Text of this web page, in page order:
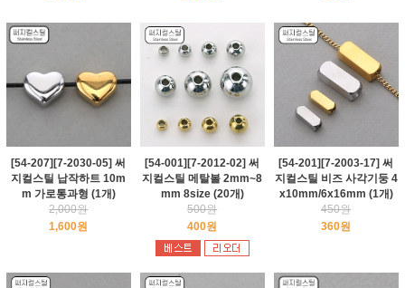
[54-207][7-2030-05] 써
지컬스틸 납작하트 10m
m 가로통과형 (1개)
2,000원
1,600원
[54-001][7-2012-02] 써
지컬스틸 메탈볼 2mm~8
mm 8size (20개)
500원
400원
[54-201][7-2003-17] 써
지컬스틸 비즈 사각기둥 4
x10mm/6x16mm (1개)
450원
360원